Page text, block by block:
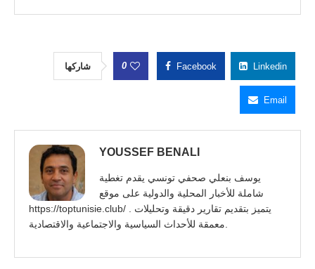
شاركها 0 Facebook Linkedin
Email
YOUSSEF BENALI
يوسف بنعلي صحفي تونسي يقدم تغطية
شاملة للأخبار المحلية والدولية على موقع
https://toptunisie.club/ . يتميز بتقديم تقارير دقيقة وتحليلات